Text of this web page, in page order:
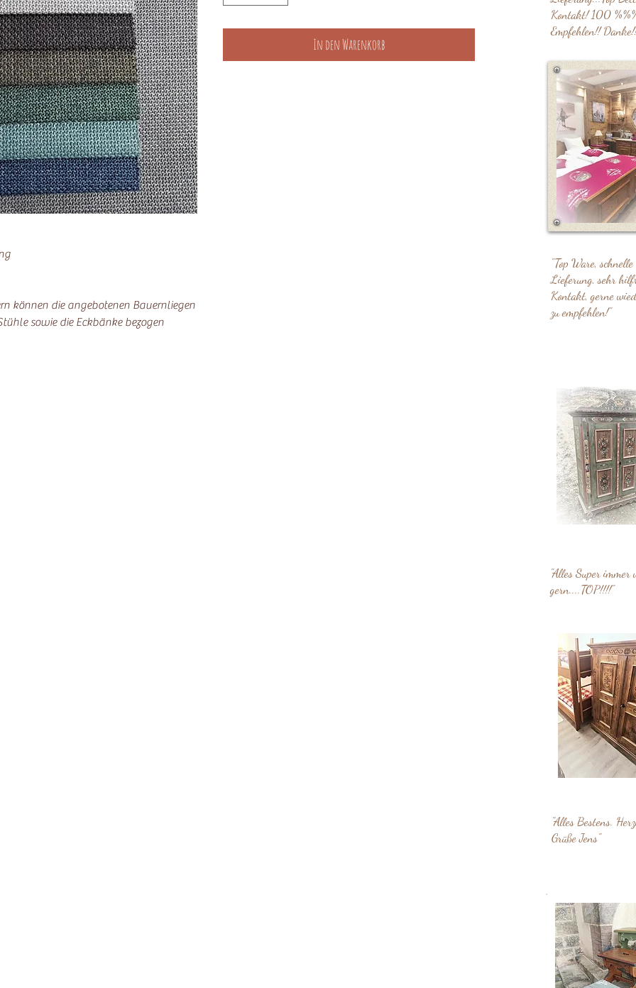
können die angebotenen Bauernliegen
sowie die Eckbänke bezogen
In den Warenkorb
"Alles Bestens.
Grüße Jens"
"Alles Super immer
gern....TOP!!!!"
"Top Ware, schnelle
Lieferung, sehr
Kontakt, gerne
zu empfehlen!"
Kontakt! 100
Empfehlen!!